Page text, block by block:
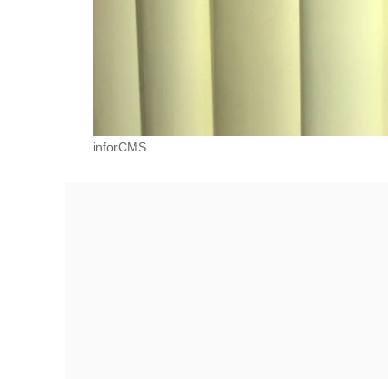
inforCMS